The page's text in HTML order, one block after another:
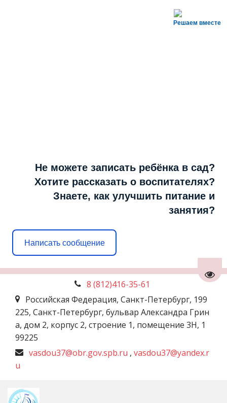
Решаем вместе
Не можете записать ребёнка в сад?
Хотите рассказать о воспитателях?
Знаете, как улучшить питание и
занятия?
Написать сообщение
8 (812)416-35-61
Российская Федерация, Санкт-Петербург, 199
225, Санкт-Петербург, бульвар Александра Грин
а, дом 2, корпус 2, строение 1, помещение 3Н, 1
99225
vasdou37@obr.gov.spb.ru , vasdou37@yandex.r
u